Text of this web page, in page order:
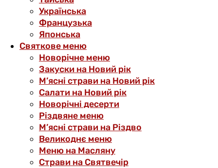
Українська
Французька
Японська
Святкове меню
Новорічне меню
Закуски на Новий рік
М’ясні страви на Новий рік
Салати на Новий рік
Новорічні десерти
Різдвяне меню
М’ясні страви на Різдво
Великоднє меню
Меню на Масляну
Страви на Святвечір